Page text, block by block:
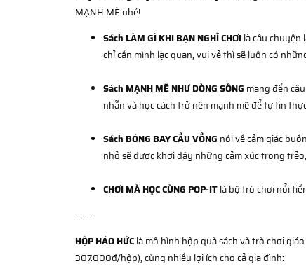
MẠNH MẼ nhé!
Sách LÀM GÌ KHI BẠN NGHỈ CHƠIlà câu
chỉ cần mình lạc quan, vui vẻ thì sẽ luôn có
Sách MẠNH MẼ NHƯ DÒNG SÔNG mang đến
nhẫn và học cách trở nên mạnh mẽ để tự tin
Sách BÓNG BAY CẦU VỒNG nói về cảm giác
nhỏ sẽ được khơi dậy những cảm xúc trong
CHƠI MÀ HỌC CÙNG POP-ITlà bộ trò chơi nổi
-----
HỘP HÁO HỨClà mô hình hộp quà sách và trò chơi
307.000đ/hộp), cùng nhiều lợi ích cho cả gia đình: